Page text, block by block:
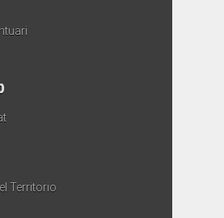
Territorio